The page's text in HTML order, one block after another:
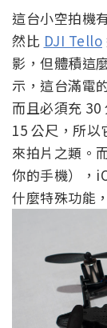
這台小空拍機
然比 DJI Tello
影，但體積這
示，這台滿電
而且必須充 30
15 公尺，所以
來拍片之類。
你的手機），
什麼特殊功能